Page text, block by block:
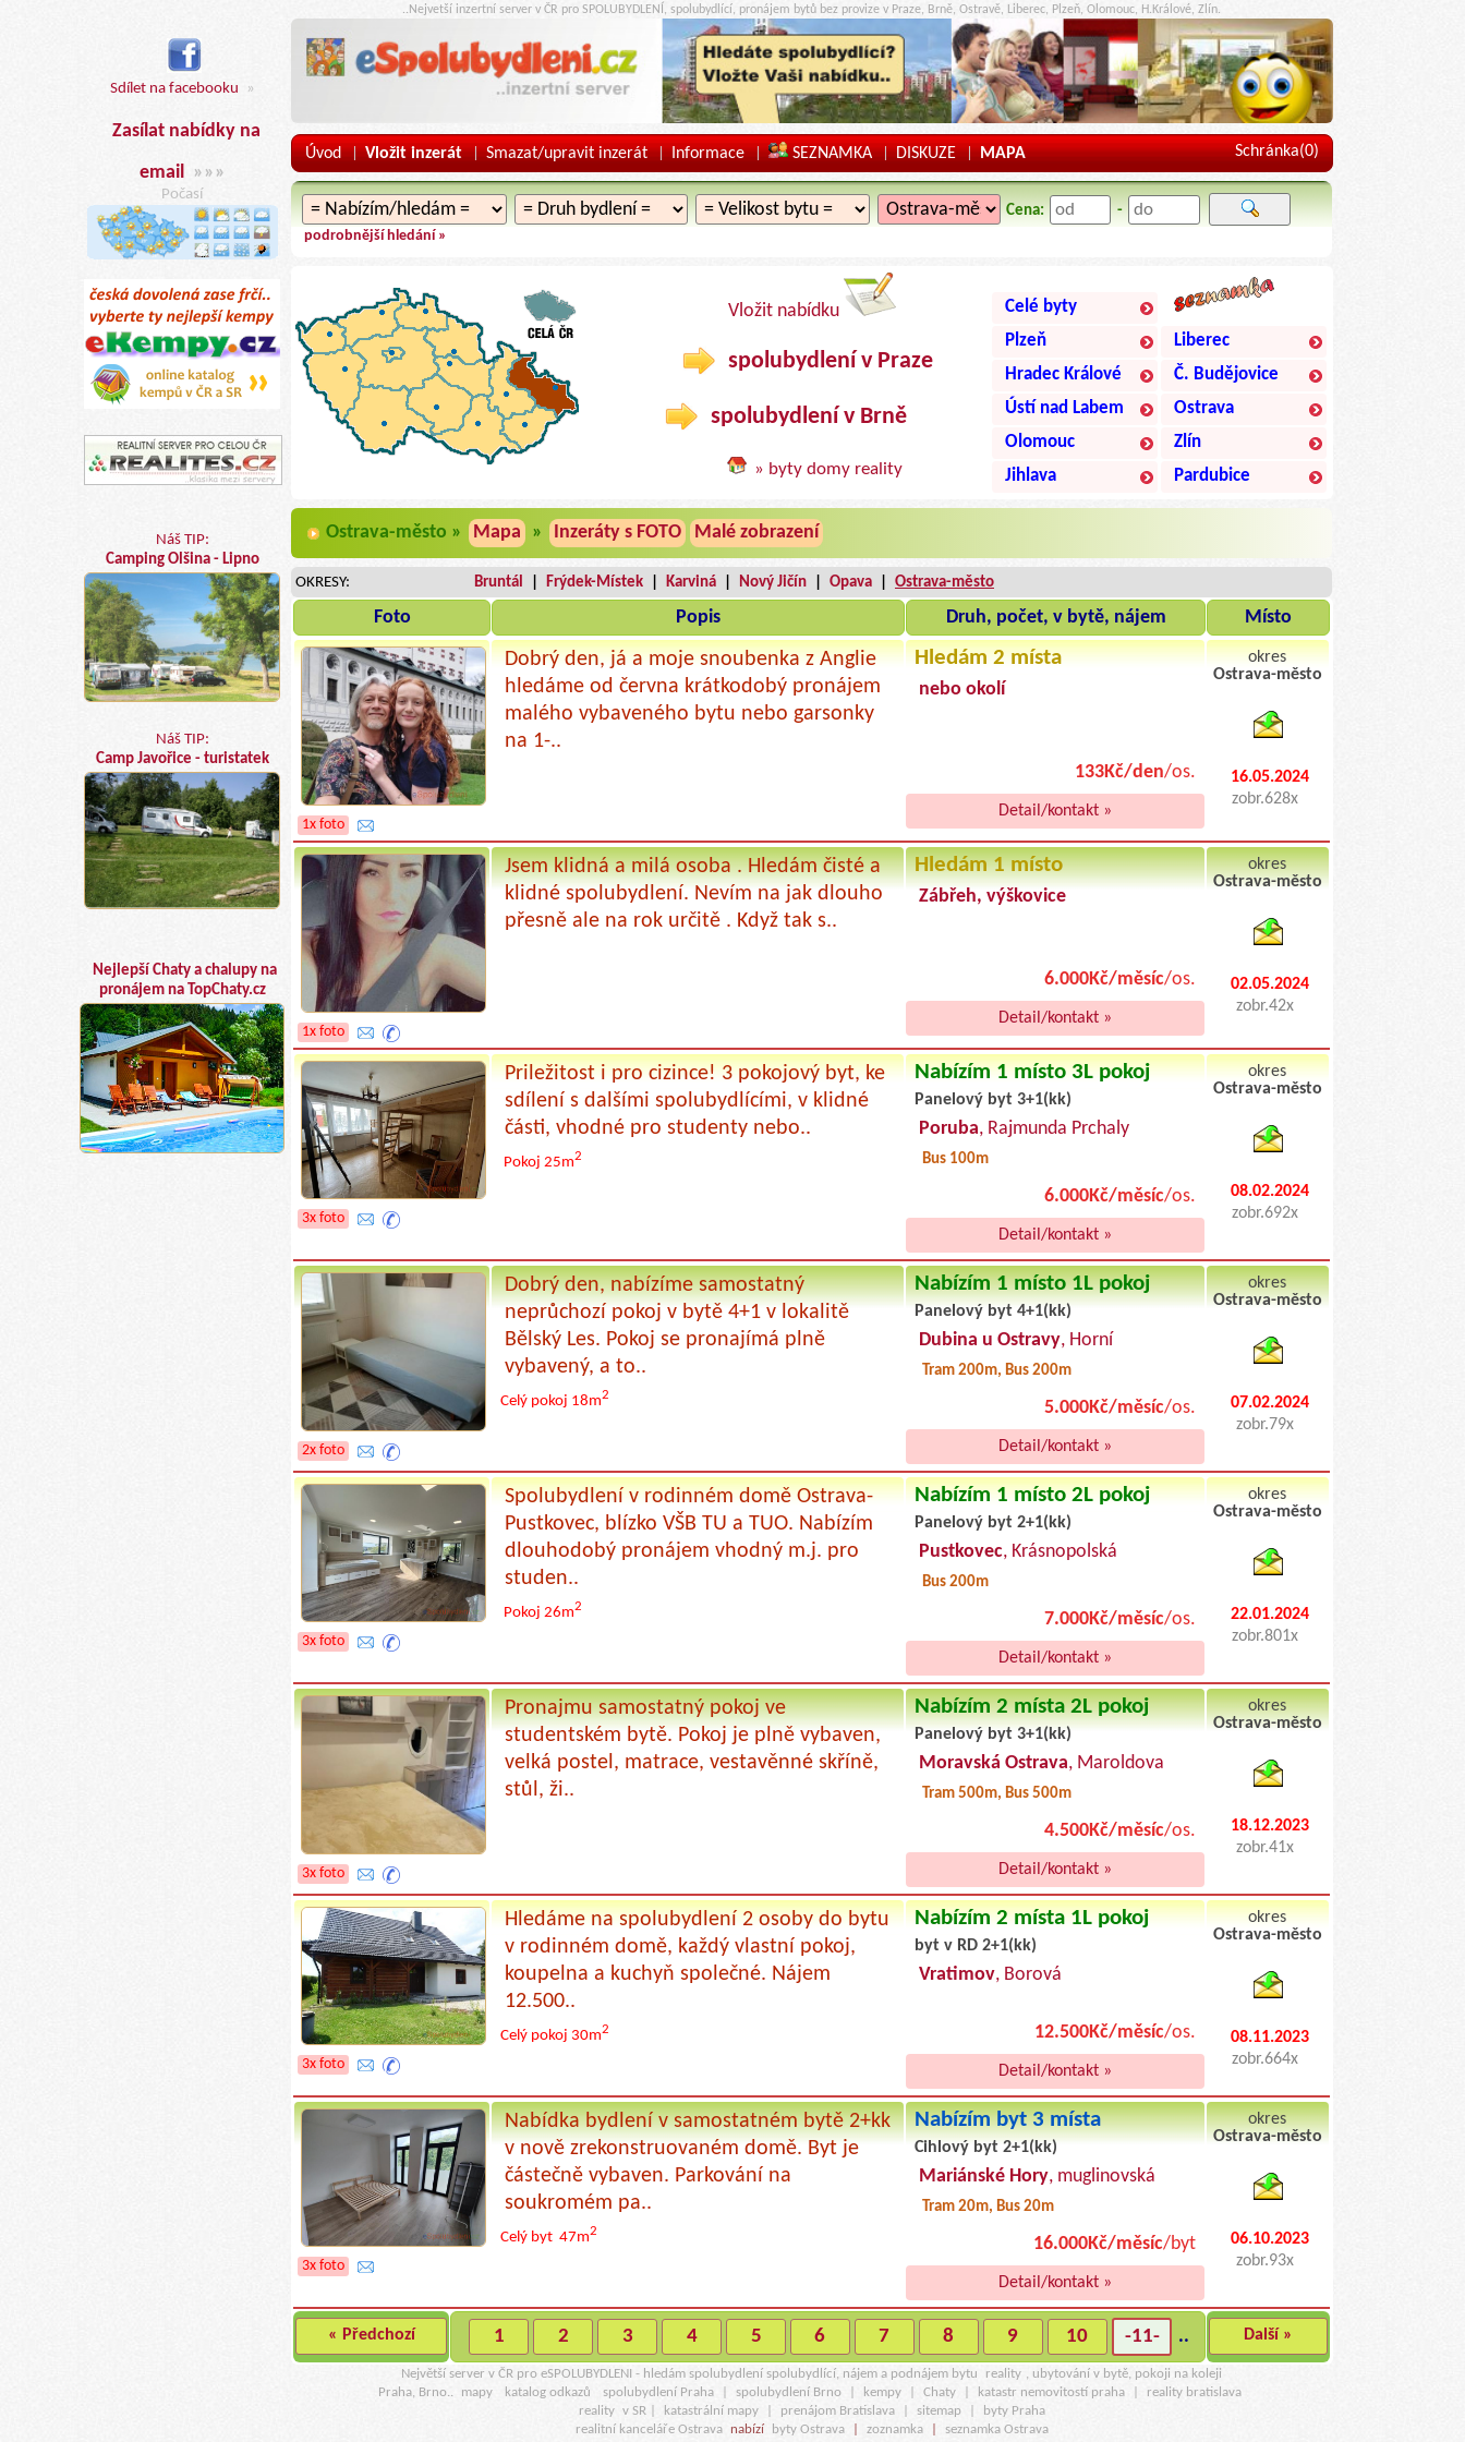
Sdílet na facebooku »
Zasílat nabídky na
email »»»
Počasí
Náš TIP:
Camping Olšina - Lipno
Náš TIP:
Camp Javořice - turistatek
Nejlepší Chaty a chalupy na
pronájem na TopChaty.cz
..Nejvetší inzertní server v ČR pro SPOLUBYDLENÍ, spolubydlící, pronájem bytů bez provize v Praze, Brně, Ostravě, Liberec, Plzeň, Olomouc, H.Králové, Zlín.
Úvod | Vložit inzerát | Smazat/upravit inzerát | Informace | SEZNAMKA | DISKUZE | MAPA Schránka(0)
Cena: -
podrobnější hledání »
Vložit nabídku
spolubydlení v Praze
spolubydlení v Brně
» byty domy reality
Celé byty
Plzeň
Liberec
Hradec Králové
Č. Budějovice
Ústí nad Labem
Ostrava
Olomouc
Zlín
Jihlava
Pardubice
Ostrava-město » Mapa » Inzeráty s FOTO Malé zobrazení
OKRESY: Bruntál Frýdek-Místek Karviná Nový Jičín Opava Ostrava-město
Foto Popis Druh, počet, v bytě, nájem Místo
1x foto
Dobrý den, já a moje snoubenka z Anglie
hledáme od června krátkodobý pronájem
malého vybaveného bytu nebo garsonky
na 1-..
Hledám 2 místa
nebo okolí
133Kč/den/os.
Detail/kontakt »
okres
Ostrava-město
16.05.2024
zobr.628x
1x foto
Jsem klidná a milá osoba . Hledám čisté a
klidné spolubydlení. Nevím na jak dlouho
přesně ale na rok určitě . Když tak s..
Hledám 1 místo
Zábřeh, výškovice
6.000Kč/měsíc/os.
Detail/kontakt »
okres
Ostrava-město
02.05.2024
zobr.42x
3x foto
Priležitost i pro cizince! 3 pokojový byt, ke
sdílení s dalšími spolubydlícími, v klidné
části, vhodné pro studenty nebo..
Pokoj 25m2
Nabízím 1 místo 3L pokoj
Panelový byt 3+1(kk)
Poruba, Rajmunda Prchaly
Bus 100m
6.000Kč/měsíc/os.
Detail/kontakt »
okres
Ostrava-město
08.02.2024
zobr.692x
2x foto
Dobrý den, nabízíme samostatný
neprůchozí pokoj v bytě 4+1 v lokalitě
Bělský Les. Pokoj se pronajímá plně
vybavený, a to..
Celý pokoj 18m2
Nabízím 1 místo 1L pokoj
Panelový byt 4+1(kk)
Dubina u Ostravy, Horní
Tram 200m, Bus 200m
5.000Kč/měsíc/os.
Detail/kontakt »
okres
Ostrava-město
07.02.2024
zobr.79x
3x foto
Spolubydlení v rodinném domě Ostrava-
Pustkovec, blízko VŠB TU a TUO. Nabízím
dlouhodobý pronájem vhodný m.j. pro
studen..
Pokoj 26m2
Nabízím 1 místo 2L pokoj
Panelový byt 2+1(kk)
Pustkovec, Krásnopolská
Bus 200m
7.000Kč/měsíc/os.
Detail/kontakt »
okres
Ostrava-město
22.01.2024
zobr.801x
3x foto
Pronajmu samostatný pokoj ve
studentském bytě. Pokoj je plně vybaven,
velká postel, matrace, vestavěnné skříně,
stůl, ži..
Nabízím 2 místa 2L pokoj
Panelový byt 3+1(kk)
Moravská Ostrava, Maroldova
Tram 500m, Bus 500m
4.500Kč/měsíc/os.
Detail/kontakt »
okres
Ostrava-město
18.12.2023
zobr.41x
3x foto
Hledáme na spolubydlení 2 osoby do bytu
v rodinném domě, každý vlastní pokoj,
koupelna a kuchyň společné. Nájem
12.500..
Celý pokoj 30m2
Nabízím 2 místa 1L pokoj
byt v RD 2+1(kk)
Vratimov, Borová
12.500Kč/měsíc/os.
Detail/kontakt »
okres
Ostrava-město
08.11.2023
zobr.664x
3x foto
Nabídka bydlení v samostatném bytě 2+kk
v nově zrekonstruovaném domě. Byt je
částečně vybaven. Parkování na
soukromém pa..
Celý byt47m2
Nabízím byt 3 místa
Cihlový byt 2+1(kk)
Mariánské Hory, muglinovská
Tram 20m, Bus 20m
16.000Kč/měsíc/byt
Detail/kontakt »
okres
Ostrava-město
06.10.2023
zobr.93x
« Předchozí 1 2 3 4 5 6 7 8 9 10 -11- .. Další »
Největší server v ČR pro eSPOLUBYDLENI - hledám spolubydlení spolubydlící, nájem a podnájem bytu reality
, ubytování v bytě, pokoji na koleji
Praha, Brno..
mapy katalog odkazů spolubydlení Praha spolubydlení Brno kempy Chaty katastr nemovitostí praha
reality bratislava
reality v SR | katastrální mapy prenájom Bratislava sitemap
byty Praha
realitní kanceláře Ostrava nabízí byty Ostrava zoznamka
seznamka Ostrava